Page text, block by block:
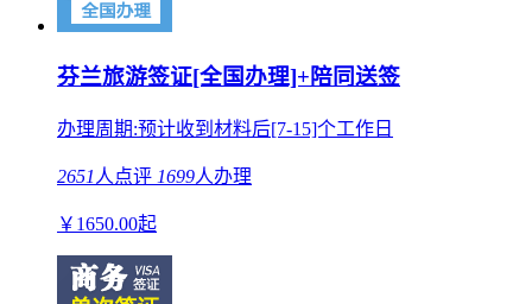
芬兰旅游签证[全国办理]+陪同送签
办理周期:预计收到材料后[7-15]个工作日
2651 人点评 1699人办理
￥ 1650.00起